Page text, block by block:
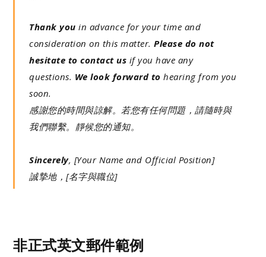
Thank you in advance for your time and
consideration on this matter.Please do not
hesitate to contact us if you have any
questions. We look forward to hearing from you
soon.
感謝您的時間與諒解。若您有任何問題，請隨時與
我們聯繫。靜候您的通知。
Sincerely, [Your Name and Official Position]
誠摯地，[名字與職位]
非正式英文郵件範例